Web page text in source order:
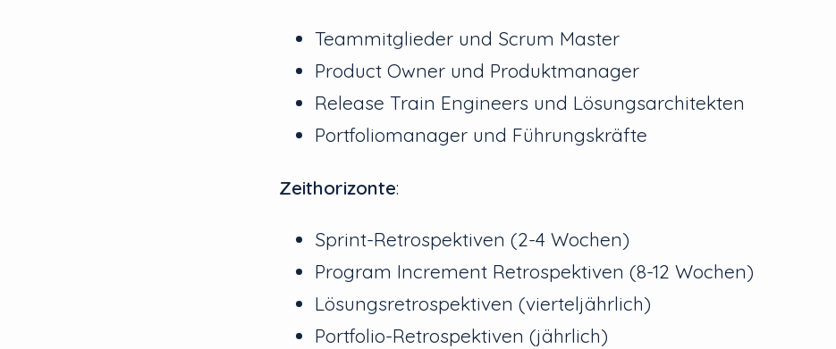
Teammitglieder und Scrum Master
Product Owner und Produktmanager
Release Train Engineers und Lösungsarchitekten
Portfoliomanager und Führungskräfte
Zeithorizonte:
Sprint-Retrospektiven (2-4 Wochen)
Program Increment Retrospektiven (8-12 Wochen)
Lösungsretrospektiven (vierteljährlich)
Portfolio-Retrospektiven (jährlich)